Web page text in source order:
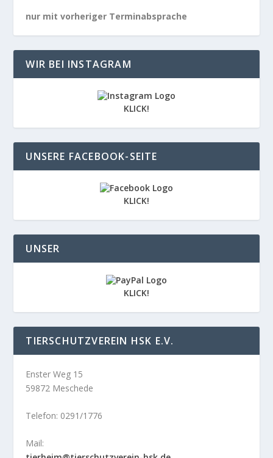
nur mit vorheriger Terminabsprache
WIR BEI INSTAGRAM
KLICK!
UNSERE FACEBOOK-SEITE
KLICK!
UNSER
KLICK!
TIERSCHUTZVEREIN HSK E.V.
Enster Weg 15
59872 Meschede
Telefon: 0291/1776
Mail: